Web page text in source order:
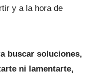
y a la hora de
buscar soluciones,
ni lamentarte,